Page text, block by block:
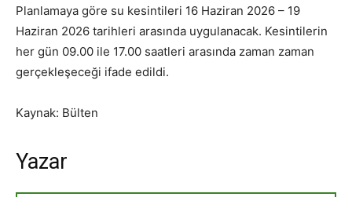
Planlamaya göre su kesintileri 16 Haziran 2026 – 19
Haziran 2026 tarihleri arasında uygulanacak. Kesintilerin
her gün 09.00 ile 17.00 saatleri arasında zaman zaman
gerçekleşeceği ifade edildi.
Kaynak: Bülten
Yazar